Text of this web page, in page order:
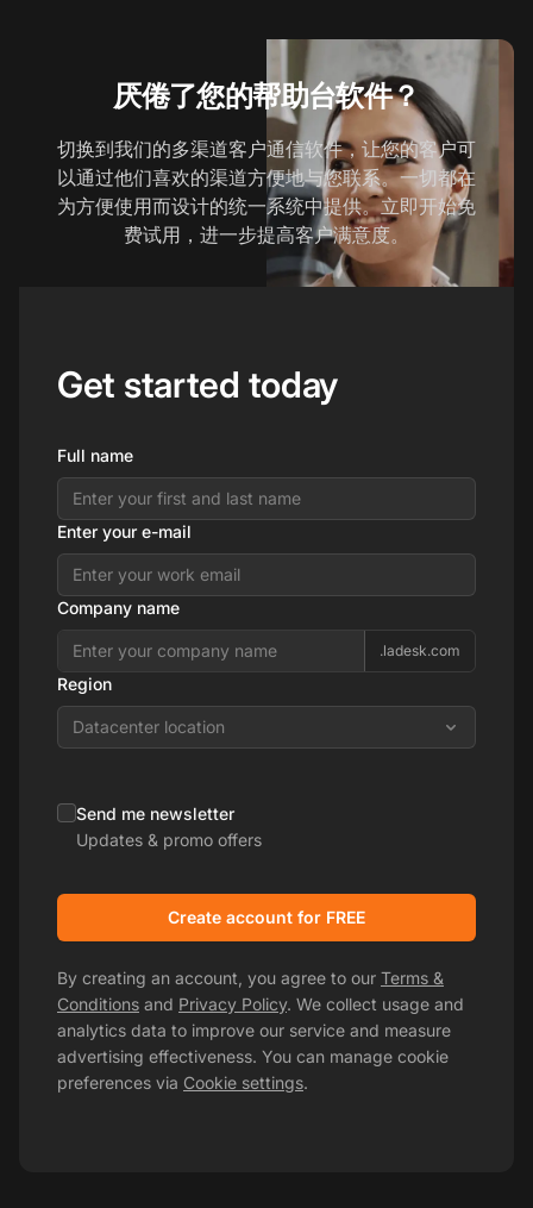
厌倦了您的帮助台软件？
切换到我们的多渠道客户通信软件，让您的客户可
以通过他们喜欢的渠道方便地与您联系。一切都在
为方便使用而设计的统一系统中提供。立即开始免
费试用，进一步提高客户满意度。
Get started today
Full name
Enter your e-mail
Company name
.ladesk.com
Region
Datacenter location
Send me newsletter
Updates & promo offers
Create account for FREE
By creating an account, you agree to our Terms &
Conditions and Privacy Policy. We collect usage and
analytics data to improve our service and measure
advertising effectiveness. You can manage cookie
preferences via Cookie settings.